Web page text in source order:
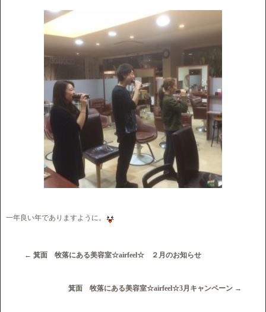
一年良い年でありますように。
← 箕面 牧落にある美容室☆airfeel☆ ２月のお知らせ
箕面 牧落にある美容室☆airfeel☆3月キャンペーン →